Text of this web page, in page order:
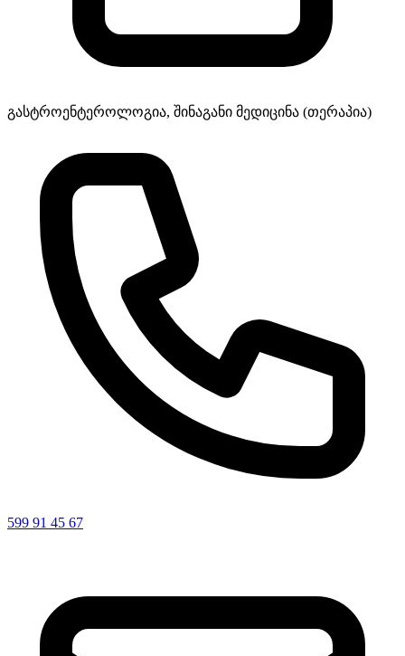
გასტროენტეროლოგია, შინაგანი მედიცინა (თერაპია)
599 91 45 67